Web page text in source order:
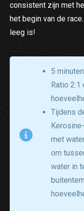
consistent zijn met
het begin van de
leeg is!
5
Ratio
Tijdens
met
om
water in